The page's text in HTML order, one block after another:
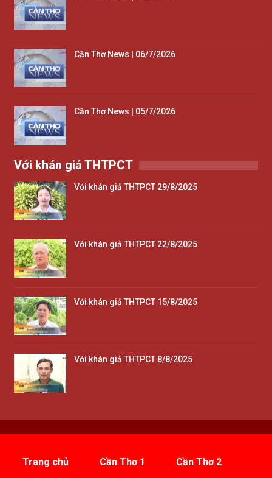
Cần Thơ News | 06/7/2026
Cần Thơ News | 05/7/2026
Với khán giả THTPCT
Với khán giả THTPCT 29/8/2025
Với khán giả THTPCT 22/8/2025
Với khán giả THTPCT 15/8/2025
Với khán giả THTPCT 8/8/2025
Trang chủ Cần Thơ 1 Cần Thơ 2